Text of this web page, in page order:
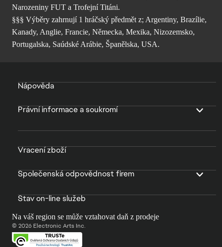
Narozeniny FUT a Trofejní Titáni.
§§§ Výběry zahrnují 1 hráčský předmět z; Argentiny, Brazílie,
Kanady, Anglie, Francie, Německa, Mexika, Nizozemsko,
Portugalska, Saúdské Arábie, Španělska, USA.
Nápověda
Právní informace a soukromí
Vracení zboží
Společenská odpovědnost firem
Stav on-line služeb
Na váš region se může vztahovat daň z prodeje
© 2026 Electronic Arts Inc.